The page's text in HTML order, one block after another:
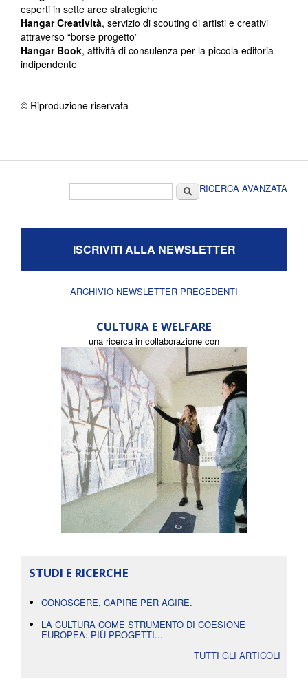
esperti in sette aree strategiche
Hangar Creatività, servizio di scouting di artisti e creativi
attraverso “borse progetto”
Hangar Book, attività di consulenza per la piccola editoria
indipendente
© Riproduzione riservata
CercaRICERCA AVANZATA
ISCRIVITI ALLA NEWSLETTER
ARCHIVIO NEWSLETTER PRECEDENTI
CULTURA E WELFARE
una ricerca in collaborazione con
STUDI E RICERCHE
CONOSCERE, CAPIRE PER AGIRE.
LA CULTURA COME STRUMENTO DI COESIONE
EUROPEA: PIÙ PROGETTI...
TUTTI GLI ARTICOLI